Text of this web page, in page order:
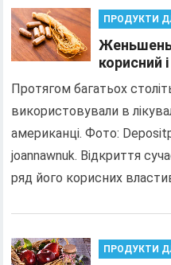
ПРОДУКТИ
корисний
Протягом багатьох
використовували в
американці. Фото:
joannawnuk. Відкриття
ряд його корисних
ПРОДУКТИ